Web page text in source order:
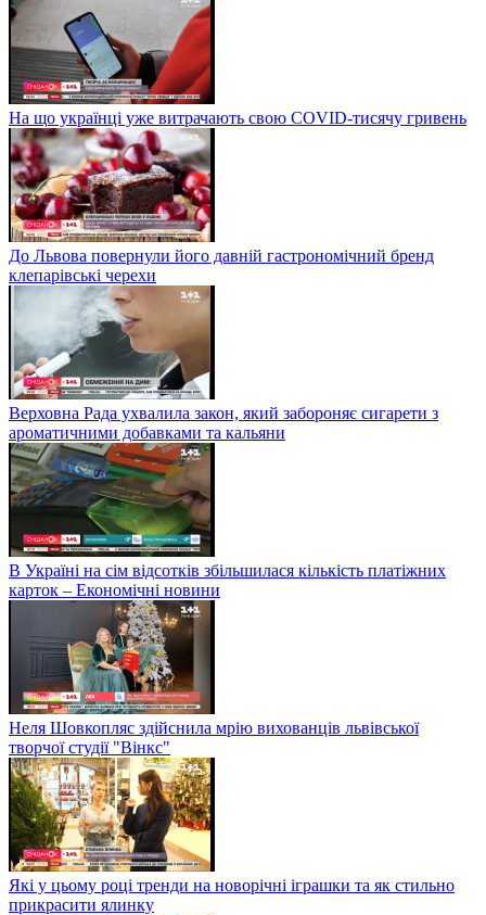
На що українці уже витрачають свою COVID-тисячу гривень
До Львова повернули його давній гастрономічний бренд
клепарівські черехи
Верховна Рада ухвалила закон, який забороняє сигарети з
ароматичними добавками та кальяни
В Україні на сім відсотків збільшилася кількість платіжних
карток – Економічні новини
Неля Шовкопляс здійснила мрію вихованців львівської
творчої студії "Вінкс"
Які у цьому році тренди на новорічні іграшки та як стильно
прикрасити ялинку